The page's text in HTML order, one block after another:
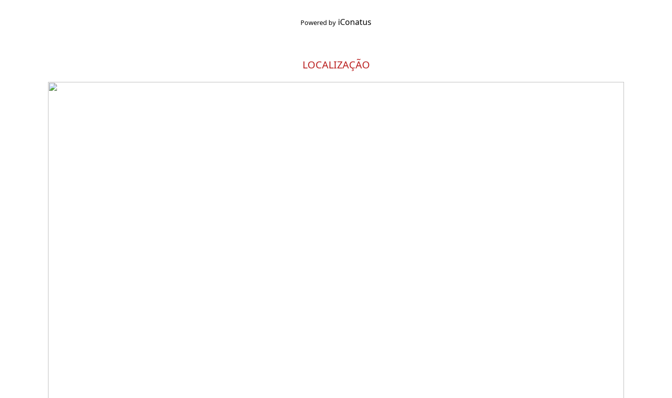
Powered by iConatus
LOCALIZAÇÃO